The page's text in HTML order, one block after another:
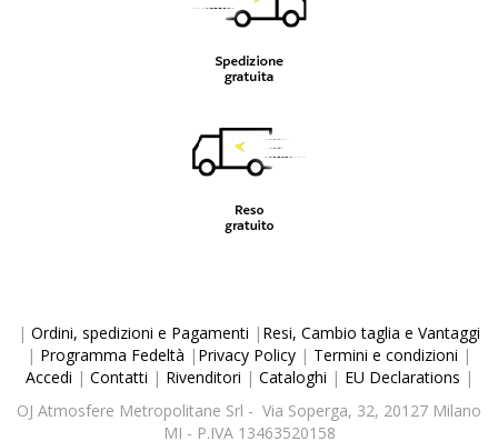
| Ordini, spedizioni e Pagamenti | Resi, Cambio taglia e Vantaggi
| Programma Fedeltà | Privacy Policy | Termini e condizioni |
Accedi | Contatti | Rivenditori | Cataloghi | EU Declarations |
OJ Atmosfere Metropolitane Srl - Via Soperga, 32, 20127 Milano
MI - P.IVA 13463520158